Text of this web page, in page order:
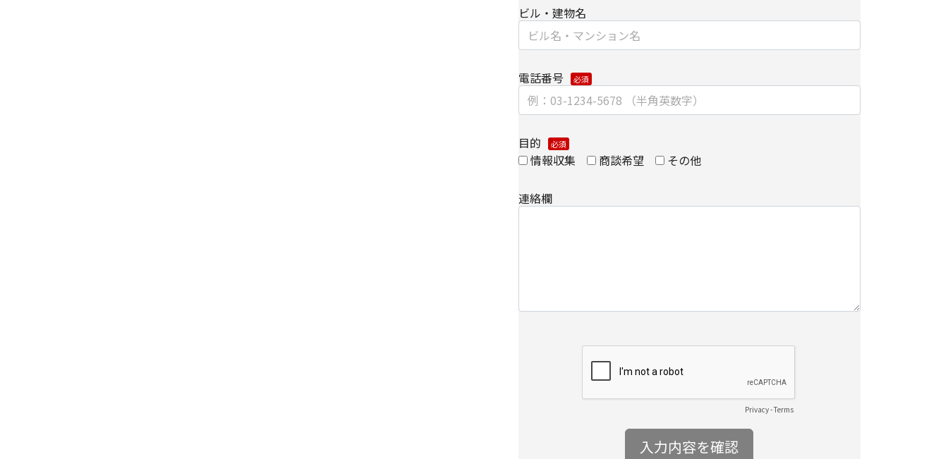
キヤノンITソリューションズ株式会社
企画本部 営業・マーケティング推進部 部長
【お問い合わせ先】
キヤノンITソリューションズ株式会社
TEL 03-6701-3440
ノンITソリューションズ株式会社の個人情報の取り扱いについてをご覧
ビル・建物名
電話番号
目的
情報収集
商談希望 その他
連絡欄
Privacy-Terms